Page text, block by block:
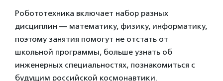
Робототехника включает набор разных
дисциплин — математику, физику, информатику,
поэтому занятия помогут не отстать от
школьной программы, больше узнать об
инженерных специальностях, познакомиться с
будущим российской космонавтики.